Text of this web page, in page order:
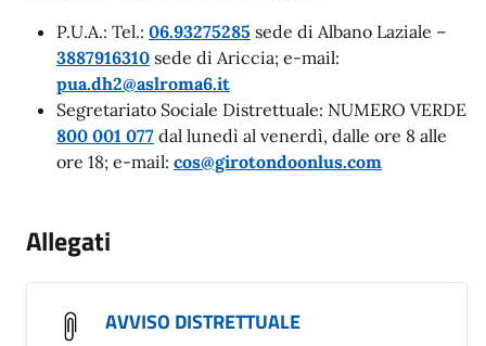
P.U.A.: Tel.: 06.93275285 sede di Albano Laziale –
3887916310 sede di Ariccia; e-mail:
pua.dh2@aslroma6.it
Segretariato Sociale Distrettuale: NUMERO VERDE
800 001 077 dal lunedì al venerdì, dalle ore 8 alle
ore 18; e-mail: cos@girotondoonlus.com
Allegati
AVVISO DISTRETTUALE